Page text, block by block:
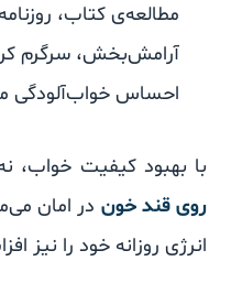
مطالعه‌ی کتاب،
آرامش‌بخش، سرگرم کرده
احساس خواب‌آلودگی
با بهبود کیفیت خواب، نه
روی قند خوندر امان
انرژی روزانه خود را نیز